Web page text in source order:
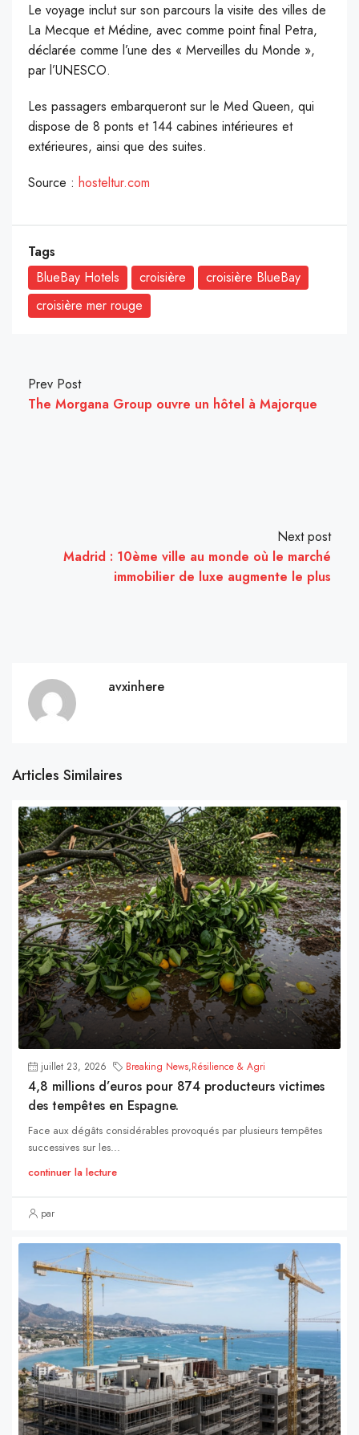
Le voyage inclut sur son parcours la visite des villes de
La Mecque et Médine, avec comme point final Petra,
déclarée comme l’une des « Merveilles du Monde »,
par l’UNESCO.
Les passagers embarqueront sur le Med Queen, qui
dispose de 8 ponts et 144 cabines intérieures et
extérieures, ainsi que des suites.
Source : hosteltur.com
Tags
BlueBay Hotels
croisière
croisière BlueBay
croisière mer rouge
Prev Post
The Morgana Group ouvre un hôtel à Majorque
Next post
Madrid : 10ème ville au monde où le marché
immobilier de luxe augmente le plus
avxinhere
Articles Similaires
juillet 23, 2026 Breaking News,Résilience & Agri
4,8 millions d’euros pour 874 producteurs victimes
des tempêtes en Espagne.
Face aux dégâts considérables provoqués par plusieurs tempêtes
successives sur les...
continuer la lecture
par